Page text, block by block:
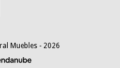
Muebles - 2026